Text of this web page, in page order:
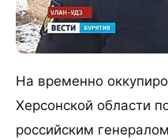
На временно
Херсонской области
российским